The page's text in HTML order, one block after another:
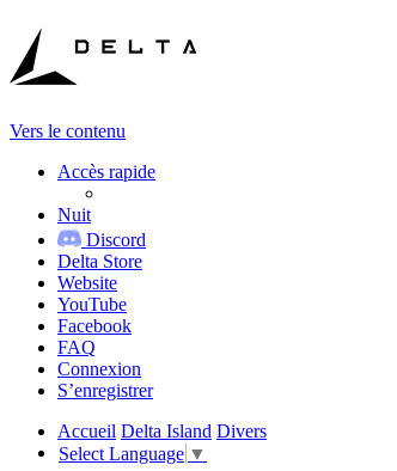
Vers le contenu
Accès rapide
Nuit
Discord
Delta Store
Website
YouTube
Facebook
FAQ
Connexion
S’enregistrer
Accueil Delta Island Divers
Select Language ▼